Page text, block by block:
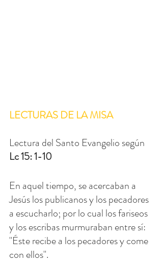
LECTURAS DE LA MISA
Lectura del Santo Evangelio según
Lc 15: 1-10
En aquel tiempo, se acercaban a
Jesús los publicanos y los pecadores
a escucharlo; por lo cual los fariseos
y los escribas murmuraban entre sí:
"Éste recibe a los pecadores y come
con ellos".